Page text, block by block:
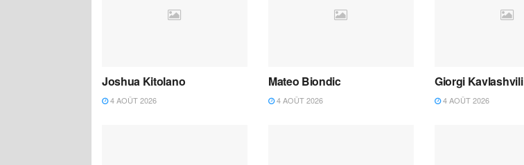
Joshua Kitolano
4 AOÛT 2026
Mateo Biondic
4 AOÛT 2026
Giorgi Kavlashvili
4 AOÛT 2026